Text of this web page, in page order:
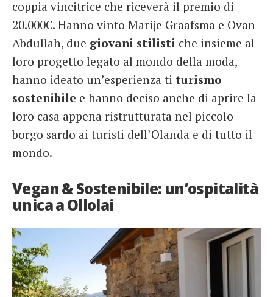
coppia vincitrice che riceverà il premio di
20.000€. Hanno vinto Marije Graafsma e Ovan
Abdullah, due giovani stilisti che insieme al
loro progetto legato al mondo della moda,
hanno ideato un’esperienza ti turismo
sostenibile e hanno deciso anche di aprire la
loro casa appena ristrutturata nel piccolo
borgo sardo ai turisti dell’Olanda e di tutto il
mondo.
Vegan & Sostenibile: un’ospitalità
unica a Ollolai